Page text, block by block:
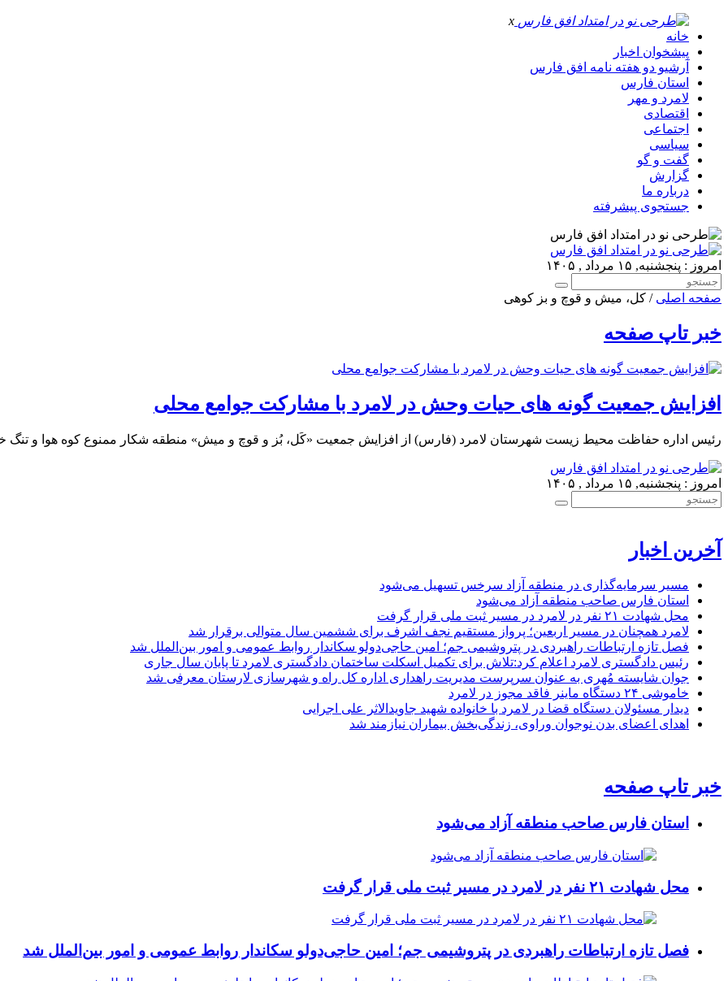
x
خانه
پیشخوان اخبار
آرشیو دو هفته نامه افق فارس
استان فارس
لامرد و مهر
اقتصادی
اجتماعی
سیاسی
گفت و گو
گزارش
درباره ما
جستجوی پیشرفته
امروز : پنجشنبه, ۱۵ مرداد , ۱۴۰۵
صفحه اصلی / کل، میش و قوچ و بز کوهی
خبر تاپ صفحه
افزایش جمعیت گونه های حیات وحش در لامرد با مشارکت جوامع محلی
رئیس اداره حفاظت محیط زیست شهرستان لامرد (فارس) از افزایش جمعیت «کَل، بُز و قوچ و میش» منطقه شکار ممنوع کوه هوا و تنگ
امروز : پنجشنبه, ۱۵ مرداد , ۱۴۰۵
آخرین اخبار
مسیر سرمایه‌گذاری در منطقه آزاد سرخس تسهیل می‌شود
استان فارس صاحب منطقه آزاد می‌شود
محل شهادت ۲۱ نفر در لامرد در مسیر ثبت ملی قرار گرفت
لامرد همچنان در مسیر اربعین؛ پرواز مستقیم نجف اشرف برای ششمین سال متوالی برقرار شد
فصل تازه ارتباطات راهبردی در پتروشیمی جم؛ امین حاجی‌دولو سکاندار روابط عمومی و امور بین‌الملل شد
رئیس دادگستری لامرد اعلام کرد:تلاش برای تکمیل اسکلت ساختمان دادگستری لامرد تا پایان سال جاری
جوان شایسته مُهری به عنوان سرپرست مدیریت راهداری اداره کل راه و شهرسازی لارستان معرفی شد
خاموشی ۲۴ دستگاه ماینر فاقد مجوز در لامرد
دیدار مسئولان دستگاه قضا در لامرد با خانواده شهید جاویدالاثر علی اجرایی
اهدای اعضای بدن نوجوان وراوی، زندگی‌بخش بیماران نیازمند شد
خبر تاپ صفحه
استان فارس صاحب منطقه آزاد می‌شود
محل شهادت ۲۱ نفر در لامرد در مسیر ثبت ملی قرار گرفت
فصل تازه ارتباطات راهبردی در پتروشیمی جم؛ امین حاجی‌دولو سکاندار روابط عمومی و امور بین‌الملل شد